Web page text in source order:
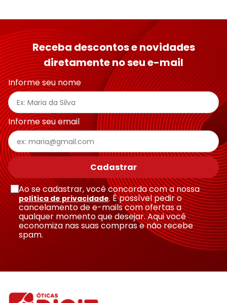
Receba descontos e novidades
diretamente no seu e-mail
Informe seu nome
Informe seu email
Cadastrar
Ao se cadastrar, você concorda com a nossa
política de privacidade. É possível pedir o
cancelamento de e-mails com ofertas a
qualquer momento que desejar. Aqui você
economiza nas suas compras e não recebe
spam.